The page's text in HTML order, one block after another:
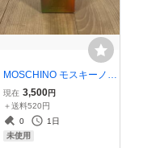
MOSCHINO モスキーノ T
OY2 PEARL 30ml オード
パルファム 新品未開封 フ
ィルム付 香水
現在 3,500円
＋送料520円
0
1日
未使用